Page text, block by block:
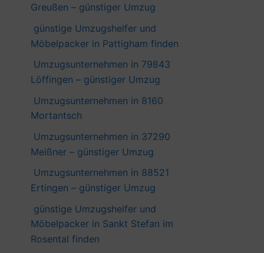
Greußen – günstiger Umzug
günstige Umzugshelfer und
Möbelpacker in Pattigham finden
Umzugsunternehmen in 79843
Löffingen – günstiger Umzug
Umzugsunternehmen in 8160
Mortantsch
Umzugsunternehmen in 37290
Meißner – günstiger Umzug
Umzugsunternehmen in 88521
Ertingen – günstiger Umzug
günstige Umzugshelfer und
Möbelpacker in Sankt Stefan im
Rosental finden